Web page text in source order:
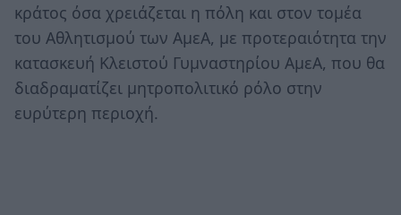
κράτος όσα χρειάζεται η πόλη και στον τομέα
του Αθλητισμού των ΑμεΑ, με προτεραιότητα την
κατασκευή Κλειστού Γυμναστηρίου ΑμεΑ, που θα
διαδραματίζει μητροπολιτικό ρόλο στην
ευρύτερη περιοχή.